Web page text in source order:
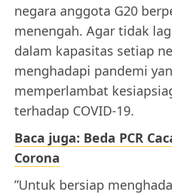
negara anggota G20
menengah. Agar tidak
dalam kapasitas setiap
menghadapi pandemi
memperlambat
terhadap COVID-19.
Baca juga: Beda PCR
Corona
”Untuk bersiap